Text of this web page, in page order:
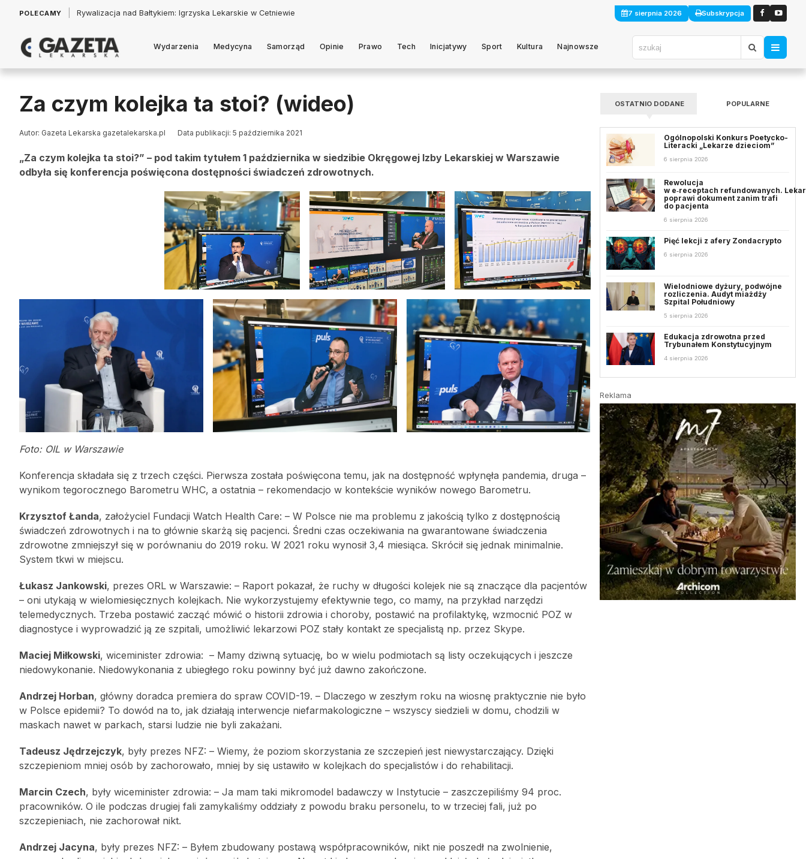
POLECAMY Łukasz Jankowski: Politycy w pogoni za króliczkiem 7 sierpnia 2026 Subskrypcja
Wydarzenia Medycyna Samorząd Opinie Prawo Tech Inicjatywy Sport Kultura Najnowsze
Za czym kolejka ta stoi? (wideo)
Autor: Gazeta Lekarska gazetalekarska.pl Data publikacji: 5 października 2021
„Za czym kolejka ta stoi?” – pod takim tytułem 1 października w siedzibie Okręgowej Izby Lekarskiej w Warszawie
odbyła się konferencja poświęcona dostępności świadczeń zdrowotnych.
Foto: OIL w Warszawie
Konferencja składała się z trzech części. Pierwsza została poświęcona temu, jak na dostępność wpłynęła pandemia, druga –
wynikom tegorocznego Barometru WHC, a ostatnia – rekomendacjo w kontekście wyników nowego Barometru.
Krzysztof Łanda, założyciel Fundacji Watch Health Care: – W Polsce nie ma problemu z jakością tylko z dostępnością
świadczeń zdrowotnych i na to głównie skarżą się pacjenci. Średni czas oczekiwania na gwarantowane świadczenia
zdrowotne zmniejszył się w porównaniu do 2019 roku. W 2021 roku wynosił 3,4 miesiąca. Skrócił się jednak minimalnie.
System tkwi w miejscu.
Łukasz Jankowski, prezes ORL w Warszawie: – Raport pokazał, że ruchy w długości kolejek nie są znaczące dla pacjentów
– oni utykają w wielomiesięcznych kolejkach. Nie wykorzystujemy efektywnie tego, co mamy, na przykład narzędzi
telemedycznych. Trzeba postawić zacząć mówić o historii zdrowia i choroby, postawić na profilaktykę, wzmocnić POZ w
diagnostyce i wyprowadzić ją ze szpitali, umożliwić lekarzowi POZ stały kontakt ze specjalistą np. przez Skype.
Maciej Miłkowski, wiceminister zdrowia: – Mamy dziwną sytuację, bo w wielu podmiotach są listy oczekujących i jeszcze
niedowykonanie. Niedowykonania z ubiegłego roku powinny być już dawno zakończone.
Andrzej Horban, główny doradca premiera do spraw COVID-19. – Dlaczego w zeszłym roku na wiosnę praktycznie nie było
w Polsce epidemii? To dowód na to, jak działają interwencje niefarmakologiczne – wszyscy siedzieli w domu, chodzili w
maskach nawet w parkach, starsi ludzie nie byli zakażani.
Tadeusz Jędrzejczyk, były prezes NFZ: – Wiemy, że poziom skorzystania ze szczepień jest niewystarczający. Dzięki
szczepieniom mniej osób by zachorowało, mniej by się ustawiło w kolejkach do specjalistów i do rehabilitacji.
Marcin Czech, były wiceminister zdrowia: – Ja mam taki mikromodel badawczy w Instytucie – zaszczepiliśmy 94 proc.
pracowników. O ile podczas drugiej fali zamykaliśmy oddziały z powodu braku personelu, to w trzeciej fali, już po
szczepieniach, nie zachorował nikt.
Andrzej Jacyna, były prezes NFZ: – Byłem zbudowany postawą współpracowników, nikt nie poszedł na zwolnienie,
OSTATNIO DODANE POPULARNE
Ogólnopolski Konkurs Poetycko-
Literacki „Lekarze dzieciom”
6 sierpnia 2026
Rewolucja
w e‑receptach refundowanych.
poprawi dokument zanim trafi
do pacjenta
6 sierpnia 2026
Pięć lekcji z afery Zondacrypto
6 sierpnia 2026
Wielodniowe dyżury, podwójne
rozliczenia. Audyt miażdży
Szpital Południowy
5 sierpnia 2026
Edukacja zdrowotna przed
Trybunałem Konstytucyjnym
4 sierpnia 2026
Reklama